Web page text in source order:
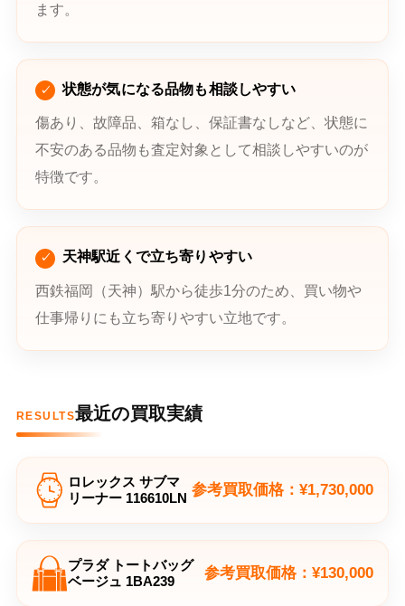
ます。
状態が気になる品物も相談しやすい
傷あり、故障品、箱なし、保証書なしなど、状態に
不安のある品物も査定対象として相談しやすいのが
特徴です。
天神駅近くで立ち寄りやすい
西鉄福岡（天神）駅から徒歩1分のため、買い物や
仕事帰りにも立ち寄りやすい立地です。
RESULTS最近の買取実績
ロレックス サブマ
リーナー 116610LN 参考買取価格：¥1,730,000
プラダ トートバッグ
ベージュ 1BA239
参考買取価格：¥130,000